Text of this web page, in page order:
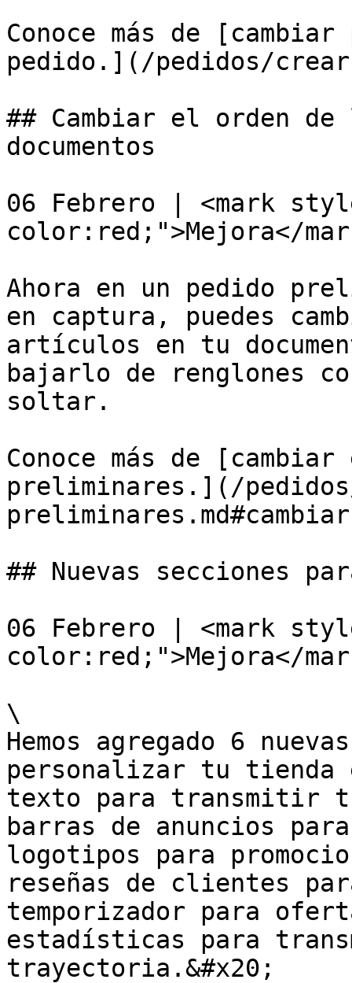
Conoce más de
pedido.](/pedidos/
## Cambiar el orden
documentos
06 Febrero | <mark
color:red;">Mejora</
Ahora en un pedido
en captura, puedes
artículos en tu
bajarlo de renglones
soltar.
Conoce más de
preliminares.](/
## Nuevas secciones
06 Febrero | <mark
color:red;">Mejora</
\
Hemos agregado 6
personalizar tu tienda
texto para transmitir
barras de anuncios
logotipos para
reseñas de clientes
temporizador para
estadísticas para
trayectoria.&#x20;